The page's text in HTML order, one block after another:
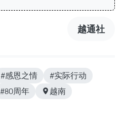
越通社
#感恩之情
#实际行动
#80周年 越南